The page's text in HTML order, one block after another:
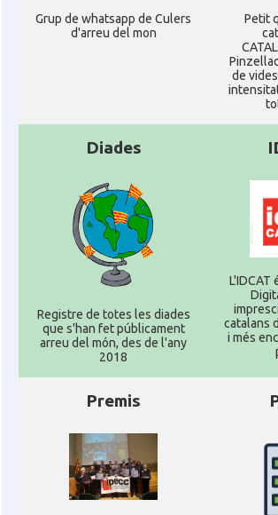
Grup de whatsapp de Culers
d'arreu del mon
Petit
de
Diades
Registre de totes les diades
que s'han fet públicament
arreu del món, des de l'any
2018
L'IDCAT
catalans
i més
Premis